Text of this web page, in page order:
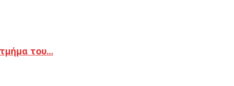
του…